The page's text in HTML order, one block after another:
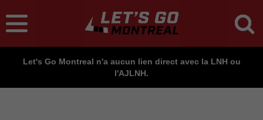
Let's Go Montreal n'a aucun lien direct avec la LNH ou
l'AJLNH.